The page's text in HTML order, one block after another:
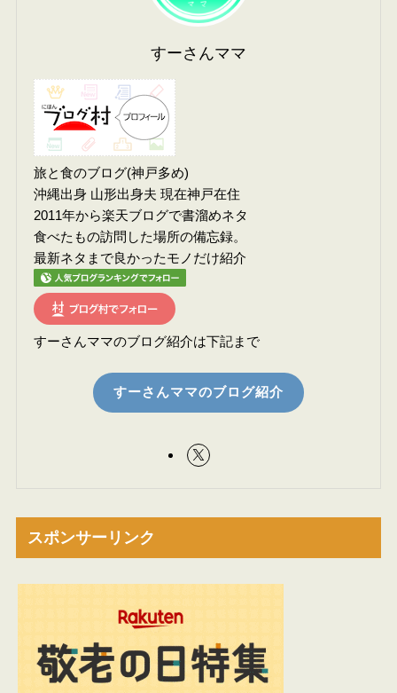
すーさんママ
旅と食のブログ(神戸多め)
沖縄出身 山形出身夫 現在神戸在住
2011年から楽天ブログで書溜めネタ
食べたもの訪問した場所の備忘録。
最新ネタまで良かったモノだけ紹介
すーさんママのブログ紹介は下記まで
すーさんママのブログ紹介
スポンサーリンク